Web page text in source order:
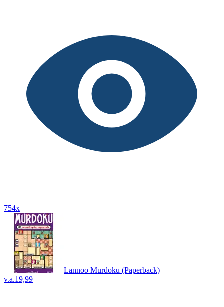
754x
Lannoo Murdoku (Paperback)
v.a.19,99